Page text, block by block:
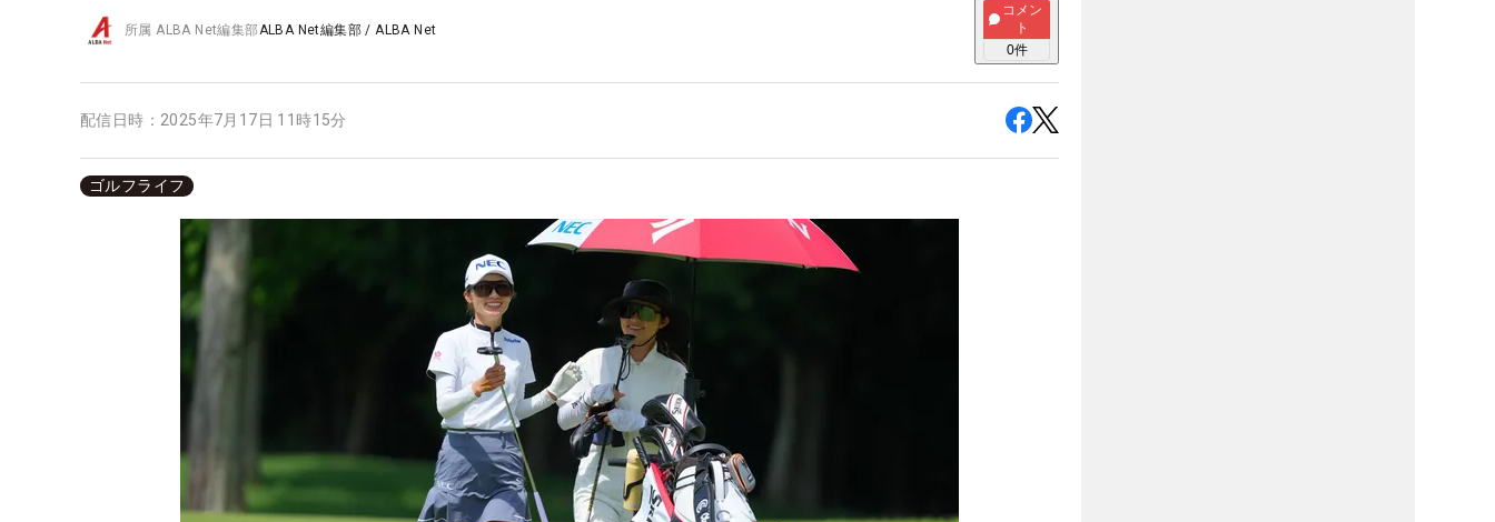
所属 ALBA Net編集部ALBA Net編集部 / ALBA Net
コメン
ト
0件
配信日時： 2025年7月17日 11時15分
ゴルフライフ